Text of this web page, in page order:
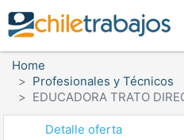
Home
Profesionales y Técnicos
EDUCADORA TRATO
Detalle oferta